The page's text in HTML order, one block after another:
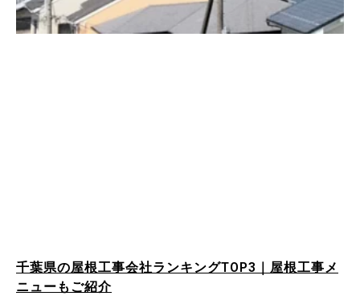
千葉県の屋根工事会社ランキングTOP3｜屋根工事メ
ニューもご紹介